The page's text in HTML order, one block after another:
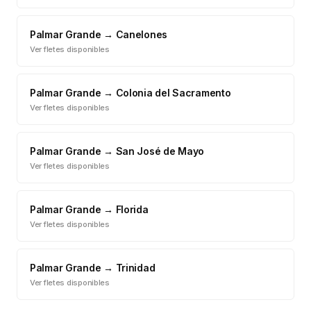
Palmar Grande → Canelones
Ver fletes disponibles
Palmar Grande → Colonia del Sacramento
Ver fletes disponibles
Palmar Grande → San José de Mayo
Ver fletes disponibles
Palmar Grande → Florida
Ver fletes disponibles
Palmar Grande → Trinidad
Ver fletes disponibles